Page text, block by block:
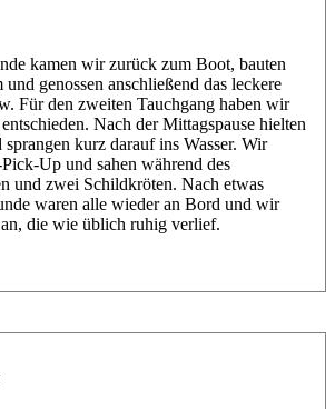
kamen wir zurück zum Boot, bauten
genossen anschließend das leckere
Für den zweiten Tauchgang haben wir
Nach der Mittagspause hielten
kurz darauf ins Wasser. Wir
Up und sahen während des
und zwei Schildkröten. Nach etwas
waren alle wieder an Bord und wir
die wie üblich ruhig verlief.